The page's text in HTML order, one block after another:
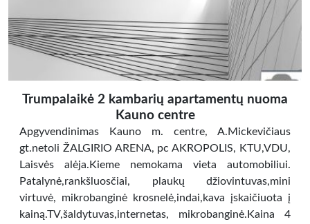
Trumpalaikė 2 kambarių apartamentų nuoma
Kauno centre
Apgyvendinimas Kauno m. centre, A.Mickevičiaus
gt.netoli ŽALGIRIO ARENA, pc AKROPOLIS, KTU,VDU,
Laisvės alėja.Kieme nemokama vieta automobiliui.
Patalynė,rankšluosčiai, plaukų džiovintuvas,mini
virtuvė, mikrobanginė krosnelė,indai,kava įskaičiuota į
kainą.TV,šaldytuvas,internetas, mikrobanginė.Kaina 4